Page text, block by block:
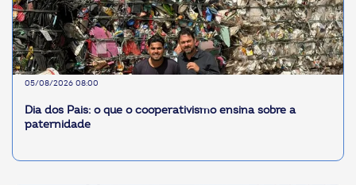
05/08/2026 08:00
Dia dos Pais: o que o cooperativismo ensina sobre a
paternidade